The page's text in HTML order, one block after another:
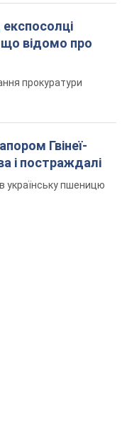
прокуратури
Гвінеї-
і постраждалі
українську пшеницю